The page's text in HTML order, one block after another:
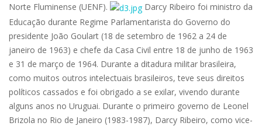
Norte Fluminense (UENF).
Darcy Ribeiro foi ministro da
Educação durante Regime Parlamentarista do Governo do
presidente João Goulart (18 de setembro de 1962 a 24 de
janeiro de 1963) e chefe da Casa Civil entre 18 de junho de 1963
e 31 de março de 1964. Durante a ditadura militar brasileira,
como muitos outros intelectuais brasileiros, teve seus direitos
políticos cassados e foi obrigado a se exilar, vivendo durante
alguns anos no Uruguai. Durante o primeiro governo de Leonel
Brizola no Rio de Janeiro (1983-1987), Darcy Ribeiro, como vice-